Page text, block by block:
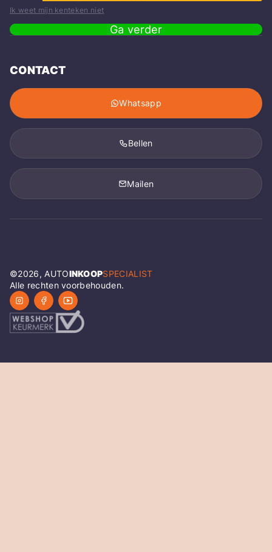
Ik weet mijn kenteken niet
Ga verder
CONTACT
Whatsapp
Bellen
Mailen
©2026, AUTOINKOOPSPECIALIST
Alle rechten voorbehouden.